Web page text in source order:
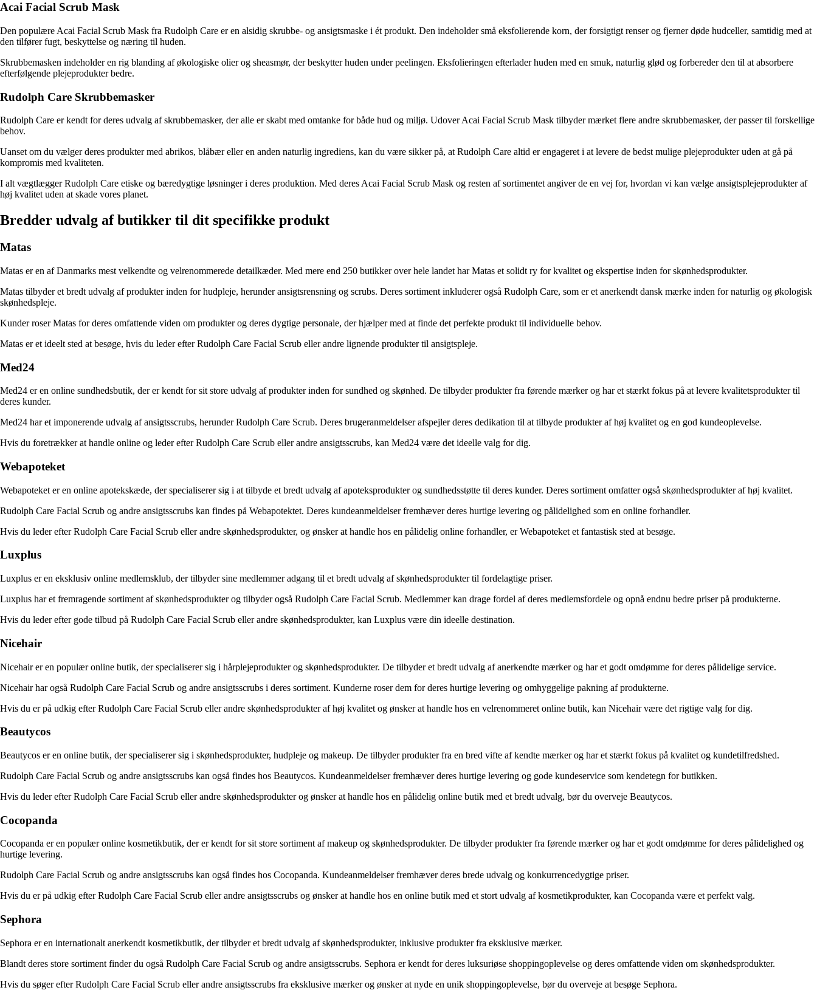
Acai Facial Scrub Mask
Den populære Acai Facial Scrub Mask fra Rudolph Care er en alsidig skrubbe- og ansigtsmaske i ét produkt. Den indeholder små eksfolierende korn, der forsigtigt renser og fjerner døde hudceller, samtidig med at
den tilfører fugt, beskyttelse og næring til huden.
Skrubbemasken indeholder en rig blanding af økologiske olier og sheasmør, der beskytter huden under peelingen. Eksfolieringen efterlader huden med en smuk, naturlig glød og forbereder den til at absorbere
efterfølgende plejeprodukter bedre.
Rudolph Care Skrubbemasker
Rudolph Care er kendt for deres udvalg af skrubbemasker, der alle er skabt med omtanke for både hud og miljø. Udover Acai Facial Scrub Mask tilbyder mærket flere andre skrubbemasker, der passer til forskellige
behov.
Uanset om du vælger deres produkter med abrikos, blåbær eller en anden naturlig ingrediens, kan du være sikker på, at Rudolph Care altid er engageret i at levere de bedst mulige plejeprodukter uden at gå på
kompromis med kvaliteten.
I alt vægtlægger Rudolph Care etiske og bæredygtige løsninger i deres produktion. Med deres Acai Facial Scrub Mask og resten af sortimentet angiver de en vej for, hvordan vi kan vælge ansigtsplejeprodukter af
høj kvalitet uden at skade vores planet.
Bredder udvalg af butikker til dit specifikke produkt
Matas
Matas er en af ​​Danmarks mest velkendte og velrenommerede detailkæder. Med mere end 250 butikker over hele landet har Matas et solidt ry for kvalitet og ekspertise inden for skønhedsprodukter.
Matas tilbyder et bredt udvalg af produkter inden for hudpleje, herunder ansigtsrensning og scrubs. Deres sortiment inkluderer også Rudolph Care, som er et anerkendt dansk mærke inden for naturlig og økologisk
skønhedspleje.
Kunder roser Matas for deres omfattende viden om produkter og deres dygtige personale, der hjælper med at finde det perfekte produkt til individuelle behov.
Matas er et ideelt sted at besøge, hvis du leder efter Rudolph Care Facial Scrub eller andre lignende produkter til ansigtspleje.
Med24
Med24 er en online sundhedsbutik, der er kendt for sit store udvalg af produkter inden for sundhed og skønhed. De tilbyder produkter fra førende mærker og har et stærkt fokus på at levere kvalitetsprodukter til
deres kunder.
Med24 har et imponerende udvalg af ansigtsscrubs, herunder Rudolph Care Scrub. Deres brugeranmeldelser afspejler deres dedikation til at tilbyde produkter af høj kvalitet og en god kundeoplevelse.
Hvis du foretrækker at handle online og leder efter Rudolph Care Scrub eller andre ansigtsscrubs, kan Med24 være det ideelle valg for dig.
Webapoteket
Webapoteket er en online apotekskæde, der specialiserer sig i at tilbyde et bredt udvalg af apoteksprodukter og sundhedsstøtte til deres kunder. Deres sortiment omfatter også skønhedsprodukter af høj kvalitet.
Rudolph Care Facial Scrub og andre ansigtsscrubs kan findes på Webapotektet. Deres kundeanmeldelser fremhæver deres hurtige levering og pålidelighed som en online forhandler.
Hvis du leder efter Rudolph Care Facial Scrub eller andre skønhedsprodukter, og ønsker at handle hos en pålidelig online forhandler, er Webapoteket et fantastisk sted at besøge.
Luxplus
Luxplus er en eksklusiv online medlemsklub, der tilbyder sine medlemmer adgang til et bredt udvalg af skønhedsprodukter til fordelagtige priser.
Luxplus har et fremragende sortiment af skønhedsprodukter og tilbyder også Rudolph Care Facial Scrub. Medlemmer kan drage fordel af deres medlemsfordele og opnå endnu bedre priser på produkterne.
Hvis du leder efter gode tilbud på Rudolph Care Facial Scrub eller andre skønhedsprodukter, kan Luxplus være din ideelle destination.
Nicehair
Nicehair er en populær online butik, der specialiserer sig i hårplejeprodukter og skønhedsprodukter. De tilbyder et bredt udvalg af anerkendte mærker og har et godt omdømme for deres pålidelige service.
Nicehair har også Rudolph Care Facial Scrub og andre ansigtsscrubs i deres sortiment. Kunderne roser dem for deres hurtige levering og omhyggelige pakning af produkterne.
Hvis du er på udkig efter Rudolph Care Facial Scrub eller andre skønhedsprodukter af høj kvalitet og ønsker at handle hos en velrenommeret online butik, kan Nicehair være det rigtige valg for dig.
Beautycos
Beautycos er en online butik, der specialiserer sig i skønhedsprodukter, hudpleje og makeup. De tilbyder produkter fra en bred vifte af kendte mærker og har et stærkt fokus på kvalitet og kundetilfredshed.
Rudolph Care Facial Scrub og andre ansigtsscrubs kan også findes hos Beautycos. Kundeanmeldelser fremhæver deres hurtige levering og gode kundeservice som kendetegn for butikken.
Hvis du leder efter Rudolph Care Facial Scrub eller andre skønhedsprodukter og ønsker at handle hos en pålidelig online butik med et bredt udvalg, bør du overveje Beautycos.
Cocopanda
Cocopanda er en populær online kosmetikbutik, der er kendt for sit store sortiment af makeup og skønhedsprodukter. De tilbyder produkter fra førende mærker og har et godt omdømme for deres pålidelighed og
hurtige levering.
Rudolph Care Facial Scrub og andre ansigtsscrubs kan også findes hos Cocopanda. Kundeanmeldelser fremhæver deres brede udvalg og konkurrencedygtige priser.
Hvis du er på udkig efter Rudolph Care Facial Scrub eller andre ansigtsscrubs og ønsker at handle hos en online butik med et stort udvalg af kosmetikprodukter, kan Cocopanda være et perfekt valg.
Sephora
Sephora er en internationalt anerkendt kosmetikbutik, der tilbyder et bredt udvalg af skønhedsprodukter, inklusive produkter fra eksklusive mærker.
Blandt deres store sortiment finder du også Rudolph Care Facial Scrub og andre ansigtsscrubs. Sephora er kendt for deres luksuriøse shoppingoplevelse og deres omfattende viden om skønhedsprodukter.
Hvis du søger efter Rudolph Care Facial Scrub eller andre ansigtsscrubs fra eksklusive mærker og ønsker at nyde en unik shoppingoplevelse, bør du overveje at besøge Sephora.